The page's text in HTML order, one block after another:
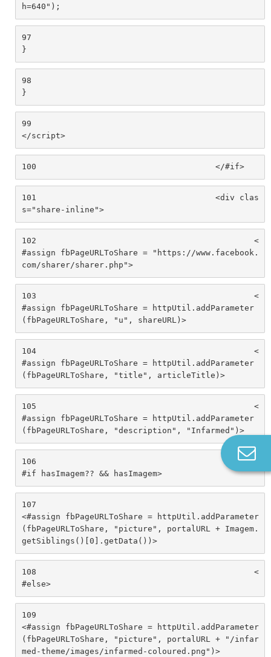
h=640");
97
}
98
}
99
</script>
100
					</#if>
101
s="share-inline">
102
#assign fbPageURLToShare = "https://www.facebook.
com/sharer/sharer.php">
103
#assign fbPageURLToShare = httpUtil.addParameter
(fbPageURLToShare, "u", shareURL)>
104
						<
#assign fbPageURLToShare = httpUtil.addParameter
(fbPageURLToShare, "title", articleTitle)>
105
#assign fbPageURLToShare = httpUtil.addParameter
(fbPageURLToShare, "description", "Infarmed")>
106
						<
#if hasImagem?? && hasImagem>
107
<#assign fbPageURLToShare = httpUtil.addParameter
(fbPageURLToShare, "picture", portalURL + Imagem.
getSiblings()[0].getData())>
108
#else>
109
<#assign fbPageURLToShare = httpUtil.addParameter
(fbPageURLToShare, "picture", portalURL + "/infar
med-theme/images/infarmed-coloured.png")>